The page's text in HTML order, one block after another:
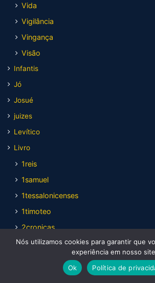
Vida
Vigilância
Vingança
Visão
Infantis
Jó
Josué
juizes
Levítico
Livro
1reis
1samuel
1tessalonicenses
1timoteo
2cronicas
2reis
Nós utilizamos cookies para garantir que
experiência em nosso
Ok
Política de